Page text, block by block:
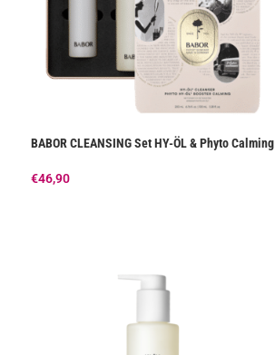
BABOR CLEANSING Set HY-ÖL & Phyto Calming
€46,90